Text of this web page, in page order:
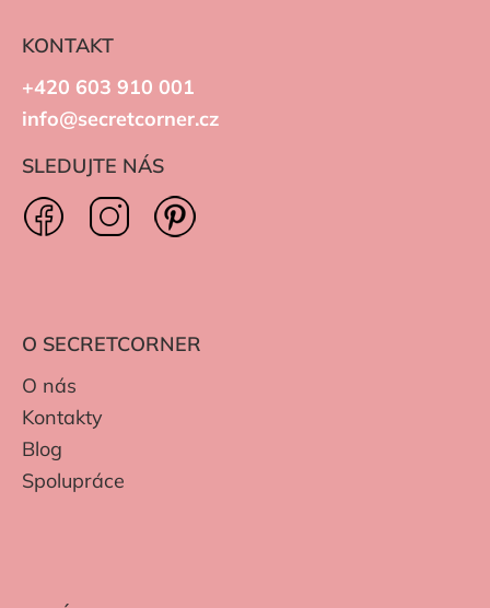
KONTAKT
+420 603 910 001
info@secretcorner.cz
SLEDUJTE NÁS
O SECRETCORNER
O nás
Kontakty
Blog
Spolupráce